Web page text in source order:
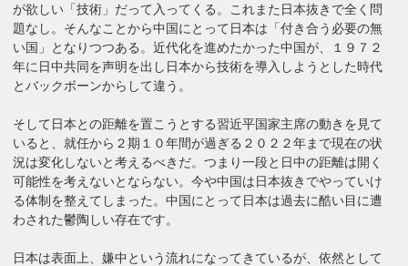
が欲しい「技術」だって入ってくる。これまた日本抜きで全く問
題なし。そんなことから中国にとって日本は「付き合う必要の無
い国」となりつつある。近代化を進めたかった中国が、１９７２
年に日中共同を声明を出し日本から技術を導入しようとした時代
とバックボーンからして違う。
そして日本との距離を置こうとする習近平国家主席の動きを見て
いると、就任から２期１０年間が過ぎる２０２２年まで現在の状
況は変化しないと考えるべきだ。つまり一段と日中の距離は開く
可能性を考えないとならない。今や中国は日本抜きでやっていけ
る体制を整えてしまった。中国にとって日本は過去に酷い目に遭
わされた鬱陶しい存在です。
日本は表面上、嫌中という流れになってきているが、依然として